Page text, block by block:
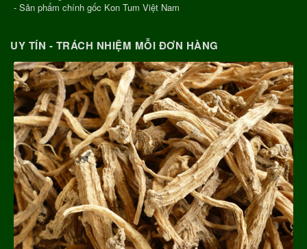
- Sản phẩm chính gốc Kon Tum Việt Nam
UY TÍN - TRÁCH NHIỆM MỖI ĐƠN HÀNG